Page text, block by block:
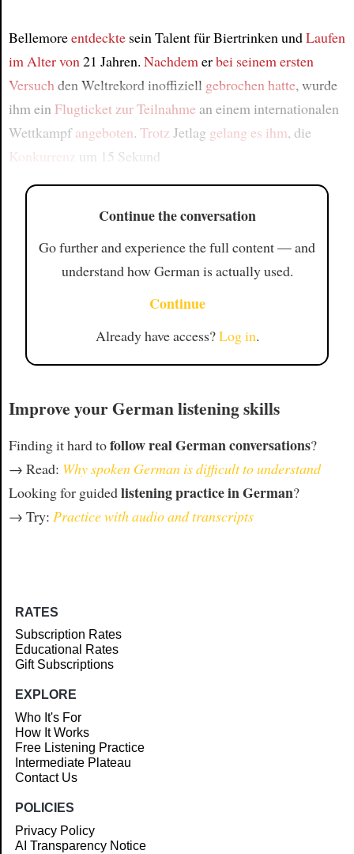
Bellemoreentdecktesein Talent für Biertrinken undLaufen
im Alter von 21 Jahren. Nachdem erbei seinem ersten
Versuch den Weltrekord inoffiziell gebrochen hatte, wurde
ihm ein Flugticket zur Teilnahmean einem internationalen
Wettkampfangeboten. Trotz Jetlag gelang es ihm, die
Konkurrenz um 15 Sekund
Continue the conversation
Go further and experience the full content — and
understand how German is actually used.
Continue
Already have access?Log in.
Improve your German listening skills
Finding it hard tofollow real German conversations?
→ Read: Why spoken German is difficult to understand
Looking for guidedlistening practice in German?
→ Try: Practice with audio and transcripts
RATES
Subscription Rates
Educational Rates
Gift Subscriptions
EXPLORE
Who It's For
How It Works
Free Listening Practice
Intermediate Plateau
Contact Us
POLICIES
Privacy Policy
AI Transparency Notice